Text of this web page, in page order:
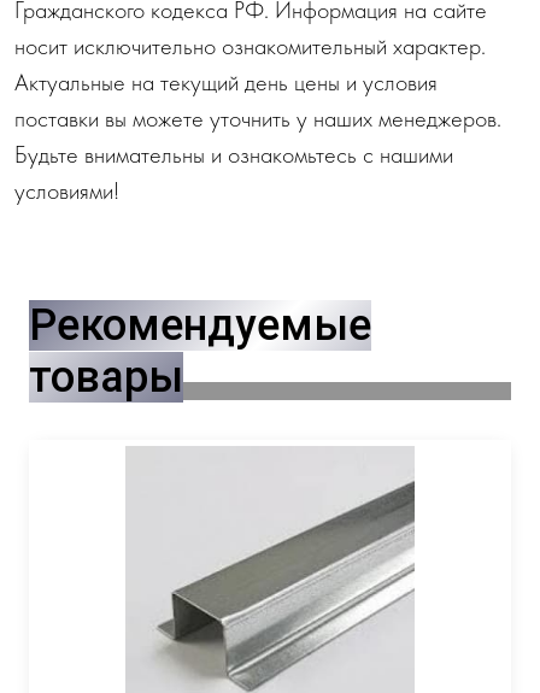
Гражданского кодекса РФ. Информация на сайте
носит исключительно ознакомительный характер.
Актуальные на текущий день цены и условия
поставки вы можете уточнить у наших менеджеров.
Будьте внимательны и ознакомьтесь с нашими
условиями!
Рекомендуемые
товары